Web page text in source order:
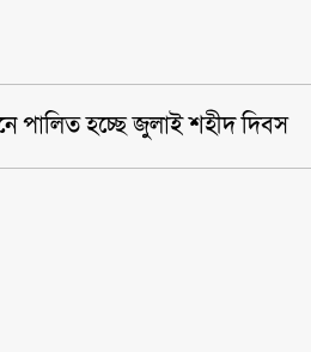
পালিত হচ্ছে জুলাই শহীদ দিবস